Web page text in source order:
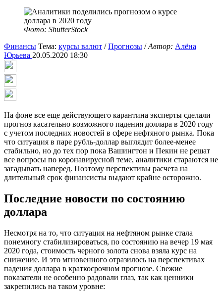
Фото: ShutterStock
Финансы Тема: курсы валют /Прогнозы /Автор: Алёна
Юрьева 20.05.2020 18:30
На фоне все еще действующего карантина эксперты сделали
прогноз касательно возможного падения доллара в 2020 году
с учетом последних новостей в сфере нефтяного рынка. Пока
что ситуация в паре рубль-доллар выглядит более-менее
стабильно, но до тех пор пока Вашингтон и Пекин не решат
все вопросы по коронавирусной теме, аналитики стараются не
загадывать наперед. Поэтому перспективы расчета на
длительный срок финансисты выдают крайне осторожно.
Последние новости по состоянию
доллара
Несмотря на то, что ситуация на нефтяном рынке стала
понемногу стабилизироваться, по состоянию на вечер 19 мая
2020 года, стоимость черного золота снова взяла курс на
снижение. И это мгновенного отразилось на перспективах
падения доллара в краткосрочном прогнозе. Свежие
показатели не особенно радовали глаз, так как ценники
закрепились на таком уровне: